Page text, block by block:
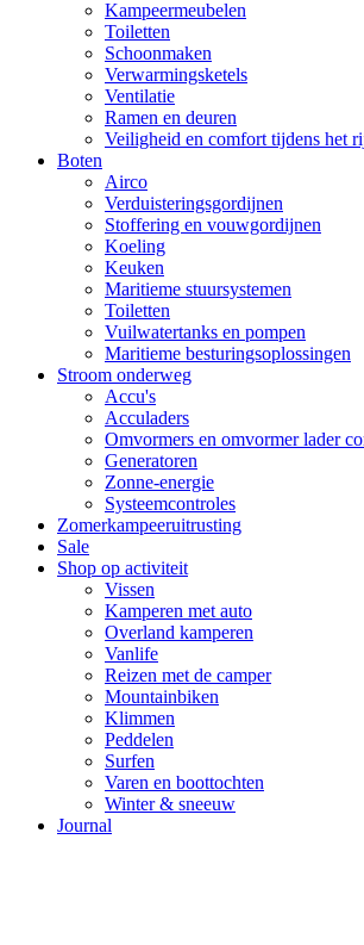
Kampeermeubelen
Toiletten
Schoonmaken
Verwarmingsketels
Ventilatie
Ramen en deuren
Veiligheid en comfort tijdens het
Boten
Airco
Verduisteringsgordijnen
Stoffering en vouwgordijnen
Koeling
Keuken
Maritieme stuursystemen
Toiletten
Vuilwatertanks en pompen
Maritieme besturingsoplossingen
Stroom onderweg
Accu's
Acculaders
Omvormers en omvormer lader
Generatoren
Zonne-energie
Systeemcontroles
Zomerkampeeruitrusting
Sale
Shop op activiteit
Vissen
Kamperen met auto
Overland kamperen
Vanlife
Reizen met de camper
Mountainbiken
Klimmen
Peddelen
Surfen
Varen en boottochten
Winter & sneeuw
Journal